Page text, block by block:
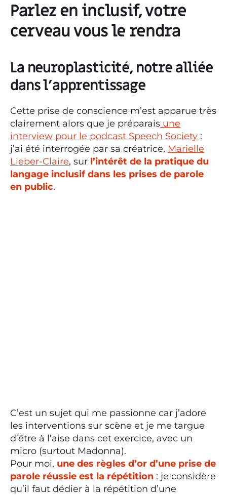
Parlez en inclusif, votre
cerveau vous le rendra
La neuroplasticité, notre alliée
dans l’apprentissage
Cette prise de conscience m’est apparue très
clairement alors que je préparais une
interview pour le podcast Speech Society :
j’ai été interrogée par sa créatrice, Marielle
Lieber-Claire, sur l’intérêt de la pratique du
langage inclusif dans les prises de parole
en public.
C’est un sujet qui me passionne car j’adore
les interventions sur scène et je me targue
d’être à l’aise dans cet exercice, avec un
micro (surtout Madonna).
Pour moi, une des règles d’or d’une prise de
parole réussie est la répétition : je considère
qu’il faut dédier à la répétition d’une